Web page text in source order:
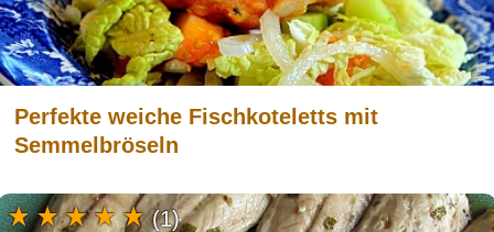
Perfekte weiche Fischkoteletts mit
Semmelbröseln
(1)